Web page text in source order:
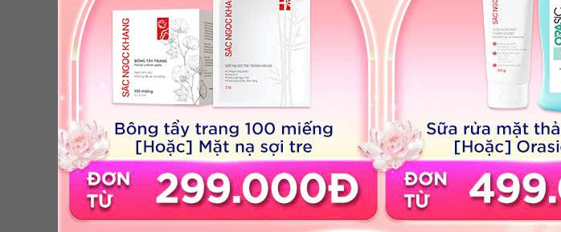
Sữa rửa mặt Thảo Dược [30g]
Giá niêm yết: 45,000